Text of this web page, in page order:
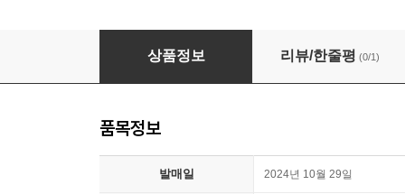
Yoasobi (요아소비) - THE BOOK 3 [옐로우 컬
상품정보 리뷰/한줄평 (0/1)
품목정보
발매일 2024년 10월 29일